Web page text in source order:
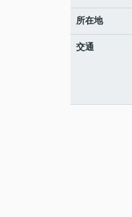
所在地
交通